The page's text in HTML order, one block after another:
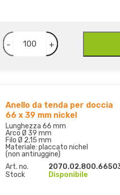
- +
Anello da tenda per doccia
66 x 39 mm nickel
Lunghezza 66 mm
Arco Ø 39 mm
Filo Ø 2,15 mm
Materiale: placcato nichel
(non antiruggine)
Art. no.
Stock
Disponibile